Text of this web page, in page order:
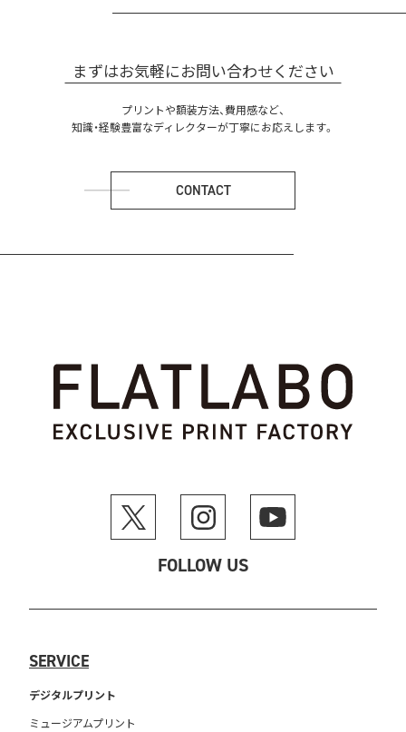
まずはお気軽にお問い合わせください
プリントや額装方法、費用感など、
知識・経験豊富なディレクターが丁寧にお応えします。
CONTACT
FOLLOW US
SERVICE
デジタルプリント
ミュージアムプリント